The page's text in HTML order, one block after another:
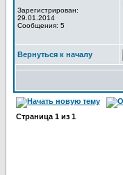
Зарегистрирован:
29.01.2014
Сообщения: 5
Вернуться к началу
Страница 1 из 1